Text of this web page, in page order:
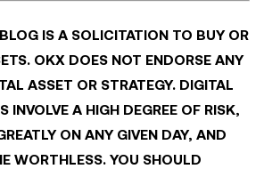
IS A SOLICITATION TO BUY OR
OKX DOES NOT ENDORSE ANY
ASSET OR STRATEGY. DIGITAL
INVOLVE A HIGH DEGREE OF RISK,
ON ANY GIVEN DAY, AND
WORTHLESS. YOU SHOULD